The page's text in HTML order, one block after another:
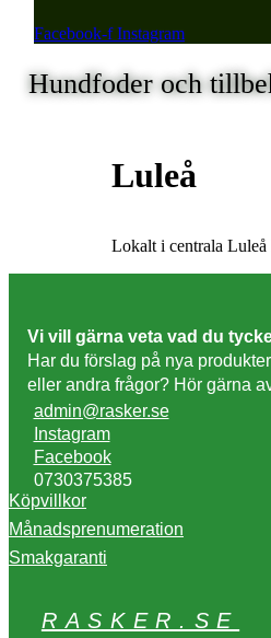
Facebook-f Instagram
Hundfoder och
Luleå
Lokalt i centrala Luleå
Vi vill gärna veta vad du
Har du förslag på nya
eller andra frågor? Hör gärna
admin@rasker.se
Instagram
Facebook
0730375385
Köpvillkor
Månadsprenumeration
Smakgaranti
RASKER.SE